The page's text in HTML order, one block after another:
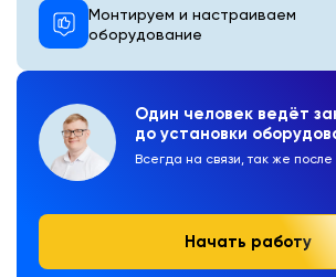
Один человек ведёт
до установки
Всегда на связи, так же
Начать работу
Монтируем и настраиваем
оборудование